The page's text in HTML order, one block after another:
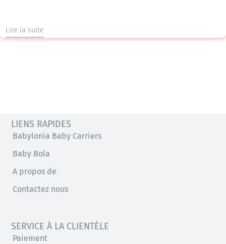
Lire la suite
LIENS RAPIDES
Babylonia Baby Carriers
Baby Bola
A propos de
Contactez nous
SERVICE À LA CLIENTÈLE
Paiement